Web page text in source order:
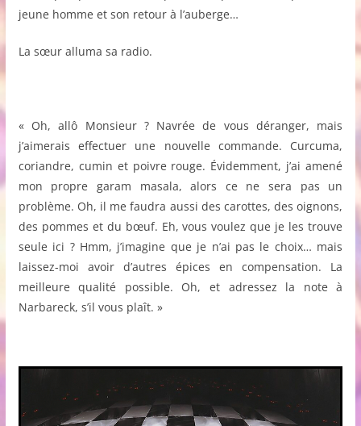
jeune homme et son retour à l’auberge…
La sœur alluma sa radio.
« Oh, allô Monsieur ? Navrée de vous déranger, mais
j’aimerais effectuer une nouvelle commande. Curcuma,
coriandre, cumin et poivre rouge. Évidemment, j’ai amené
mon propre garam masala, alors ce ne sera pas un
problème. Oh, il me faudra aussi des carottes, des oignons,
des pommes et du bœuf. Eh, vous voulez que je les trouve
seule ici ? Hmm, j’imagine que je n’ai pas le choix… mais
laissez-moi avoir d’autres épices en compensation. La
meilleure qualité possible. Oh, et adressez la note à
Narbareck, s’il vous plaît. »